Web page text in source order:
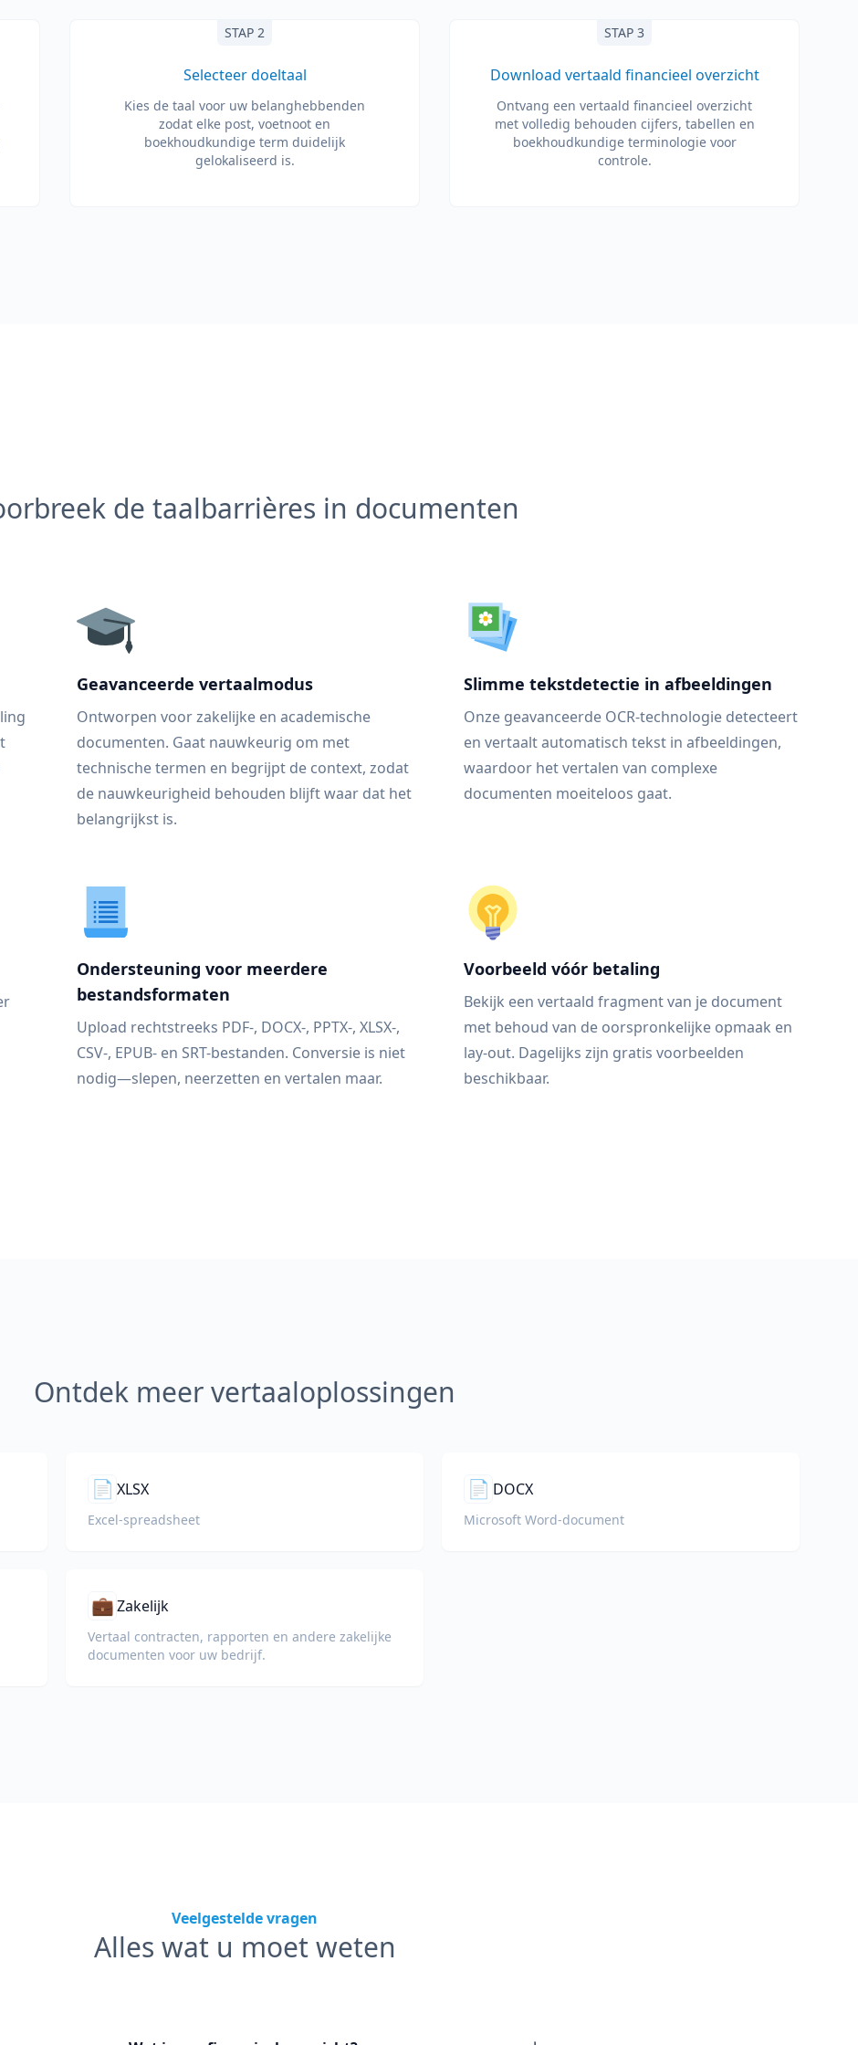
STAP 2
Selecteer doeltaal
Kies de taal voor uw belanghebbenden
zodat elke post, voetnoot en
boekhoudkundige term duidelijk
gelokaliseerd is.
STAP 3
Download vertaald financieel overzicht
Ontvang een vertaald financieel overzicht
met volledig behouden cijfers, tabellen en
boekhoudkundige terminologie voor
controle.
de taalbarrières in documenten
Geavanceerde vertaalmodus
Ontworpen voor zakelijke en academische
documenten. Gaat nauwkeurig om met
technische termen en begrijpt de context, zodat
de nauwkeurigheid behouden blijft waar dat het
belangrijkst is.
Slimme tekstdetectie in afbeeldingen
Onze geavanceerde OCR-technologie detecteert
en vertaalt automatisch tekst in afbeeldingen,
waardoor het vertalen van complexe
documenten moeiteloos gaat.
Ondersteuning voor meerdere
bestandsformaten
Upload rechtstreeks PDF-, DOCX-, PPTX-, XLSX-,
CSV-, EPUB- en SRT-bestanden. Conversie is niet
nodig—slepen, neerzetten en vertalen maar.
Voorbeeld vóór betaling
Bekijk een vertaald fragment van je document
met behoud van de oorspronkelijke opmaak en
lay-out. Dagelijks zijn gratis voorbeelden
beschikbaar.
Ontdek meer vertaaloplossingen
📄 XLSX
Excel-spreadsheet
📄 DOCX
Microsoft Word-document
💼Zakelijk
Vertaal contracten, rapporten en andere zakelijke
documenten voor uw bedrijf.
Veelgestelde vragen
Alles wat u moet weten